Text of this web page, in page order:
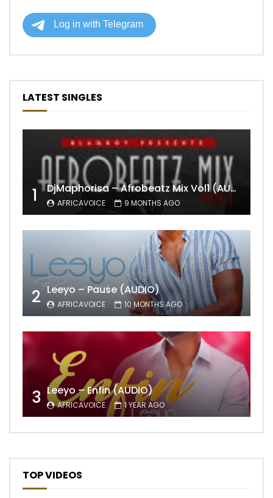
LATEST SINGLES
1 DjMaphorisa – Afrobeatz Mix Vol1 (AUDIO)
AFRICAVOICE 9 MONTHS AGO
2 Leeyo – Pause (AUDIO)
AFRICAVOICE 10 MONTHS AGO
3 Leeyo – Enfin (AUDIO)
AFRICAVOICE 1 YEAR AGO
TOP VIDEOS